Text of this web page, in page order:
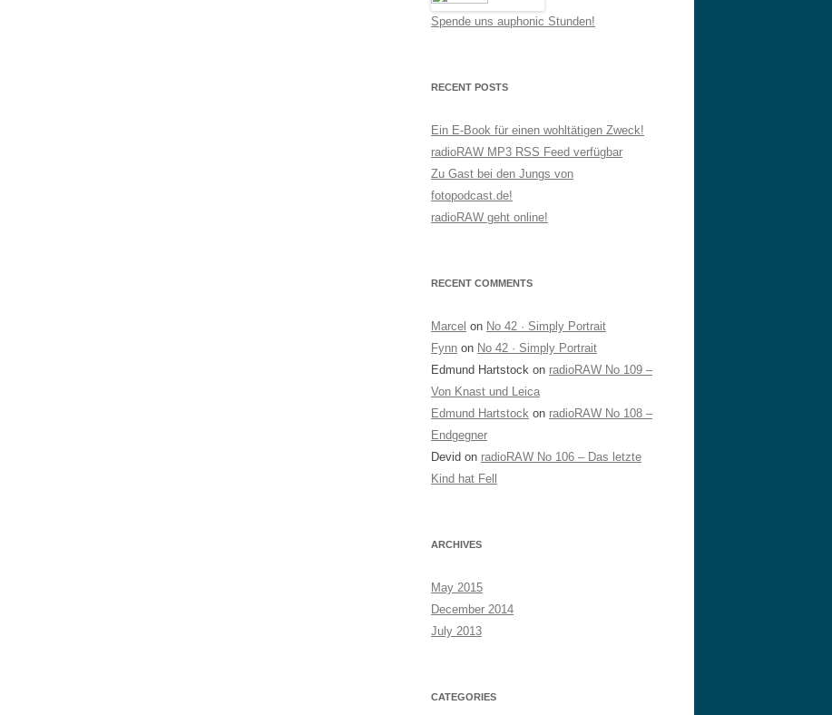
Spende uns auphonic Stunden!
RECENT POSTS
Ein E-Book für einen wohltätigen Zweck!
radioRAW MP3 RSS Feed verfügbar
Zu Gast bei den Jungs von
fotopodcast.de!
radioRAW geht online!
RECENT COMMENTS
Marcel on No 42 · Simply Portrait
Fynn on No 42 · Simply Portrait
Edmund Hartstock on radioRAW No 109 –
Von Knast und Leica
Edmund Hartstock on radioRAW No 108 –
Endgegner
Devid on radioRAW No 106 – Das letzte
Kind hat Fell
ARCHIVES
May 2015
December 2014
July 2013
CATEGORIES